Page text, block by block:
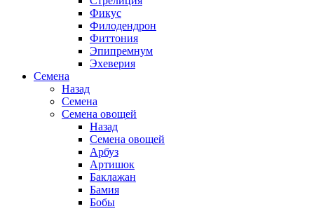
Фикус
Филодендрон
Фиттония
Эпипремнум
Эхеверия
Семена
Назад
Семена
Семена овощей
Назад
Семена овощей
Арбуз
Артишок
Баклажан
Бамия
Бобы